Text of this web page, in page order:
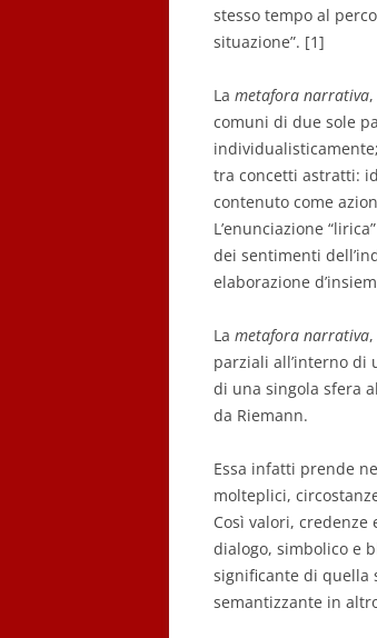
stesso tempo al
situazione”. [1]
La metafora narrativa
comuni di due sole
tra concetti astratti:
contenuto come
L’enunciazione
dei sentimenti
elaborazione
La metafora narrativa
parziali all’interno di
di una singola sfera
da Riemann.
Essa infatti prende
molteplici,
Così valori,
dialogo, simbolico e
significante di quella
semantizzante in